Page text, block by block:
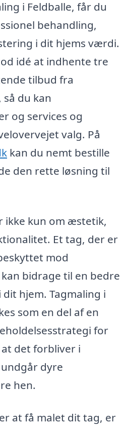
i Feldballe, får du
behandling,
i dit hjems værdi.
idé at indhente tre
tilbud fra
du kan
og services og
valg. På
kan du nemt bestille
den rette løsning til
ikke kun om æstetik,
Et tag, der er
mod
bidrage til en bedre
hjem. Tagmaling i
som en del af en
for
det forbliver i
dyre
hen.
at få malet dit tag, er